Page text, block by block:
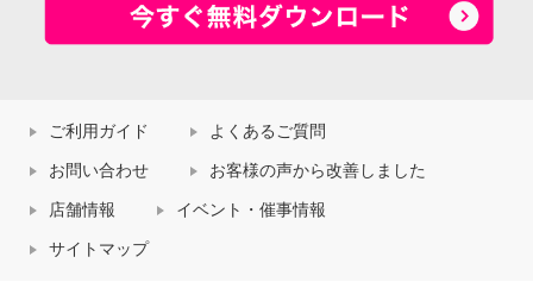
ご利用ガイド よくあるご質問
お問い合わせ お客様の声から改善しました
店舗情報 イベント・催事情報
サイトマップ